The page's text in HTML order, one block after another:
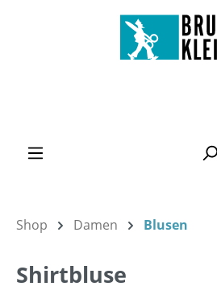
Zum Hauptinhalt springen
Shop Damen Blusen
Shirtbluse